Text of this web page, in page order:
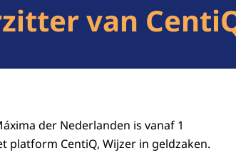
van
der Nederlanden is vanaf 1
platform CentiQ, Wijzer in geldzaken.